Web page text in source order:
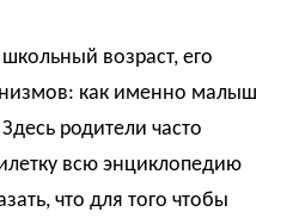
возраст, его
как именно малыш
родители часто
всю энциклопедию
что для того чтобы